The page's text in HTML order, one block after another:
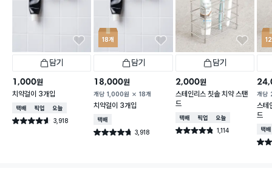
담기
1,000원
치약걸이 3개입
택배배송매장픽업오늘배송
별점 4.6점 3,918
건 작성
18개
담기
18,000원
개당 1,000원 18개
치약걸이 3개입
택배배송
별점 4.7점 3,918
건 작성
담기
2,000원
스테인리스 칫솔 치약 스탠
드
택배배송매장픽업오늘배송
별점 4.8점 1,114
건 작성
개당
스테
드
택배
별점